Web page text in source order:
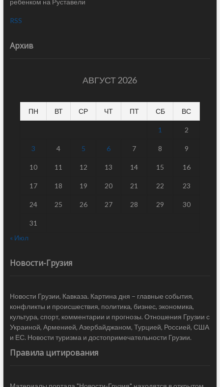
RSS
Архив
АВГУСТ 2026
ПН ВТ СР ЧТ ПТ СБ ВС
1 2
3 4 5 6 7 8 9
10 11 12 13 14 15 16
17 18 19 20 21 22 23
24 25 26 27 28 29 30
31
« Июл
Новости-Грузия
Новости Грузии, Кавказа. Картина дня – главные события,
конфликты и происшествия, политика, бизнес, экономика,
культура, спорт, комментарии и прогнозы. Отношения Грузии с
Украиной, Арменией, Азербайджаном, Турцией, Россией, США
и ЕС. Новости туризма и достопримечательности Грузии.
Правила цитирования